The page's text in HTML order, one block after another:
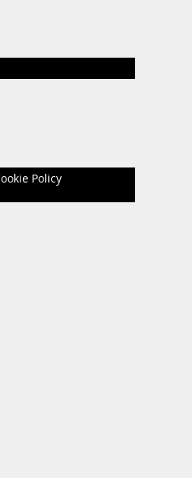
Policy